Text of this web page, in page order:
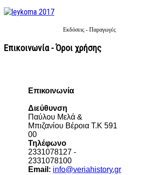
Εκδόσεις - Παραγωγές
Επικοινωνία - Όροι χρήσης
Επικοινωνία
Διεύθυνση
Παύλου Μελά &
Μπιζανίου Βέροια Τ.Κ 591
00
Τηλέφωνο
2331078127 -
2331078100
Email: info@veriahistory.gr